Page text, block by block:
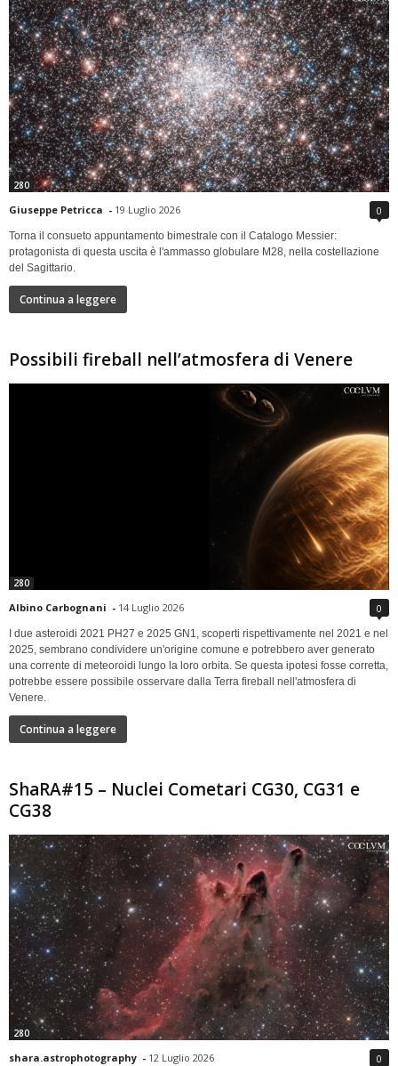
280
Giuseppe Petricca - 19 Luglio 2026 0
Torna il consueto appuntamento bimestrale con il Catalogo Messier:
protagonista di questa uscita è l'ammasso globulare M28, nella costellazione
del Sagittario.
Continua a leggere
Possibili fireball nell’atmosfera di Venere
280
Albino Carbognani - 14 Luglio 2026 0
I due asteroidi 2021 PH27 e 2025 GN1, scoperti rispettivamente nel 2021 e nel
2025, sembrano condividere un'origine comune e potrebbero aver generato
una corrente di meteoroidi lungo la loro orbita. Se questa ipotesi fosse corretta,
potrebbe essere possibile osservare dalla Terra fireball nell'atmosfera di
Venere.
Continua a leggere
ShaRA#15 – Nuclei Cometari CG30, CG31 e
CG38
280
shara.astrophotography - 12 Luglio 2026 0